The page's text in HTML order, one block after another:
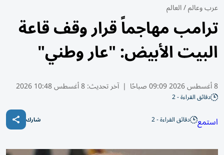
عرب وعالم/العالم
ترامب مهاجماً قرار وقف قاعة
البيت الأبيض: "عار وطني"
8 أغسطس 2026 09:09 صباحًا | آخر تحديث:8 أغسطس 10:48 2026
دقائق القراءة - 2
استمع دقائق القراءة - 2 شارك